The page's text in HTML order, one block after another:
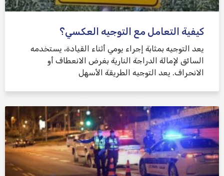
كيفية التعامل مع التوجيه العكسي؟
يعد التوجيه بمثابة إجراء يومي أثناء القيادة، يستخدمه
السائق لإمالة الدراجة النارية بغرض الانعطاف أو
الانحراف. يعد التوجيه الطريقة الأسهل